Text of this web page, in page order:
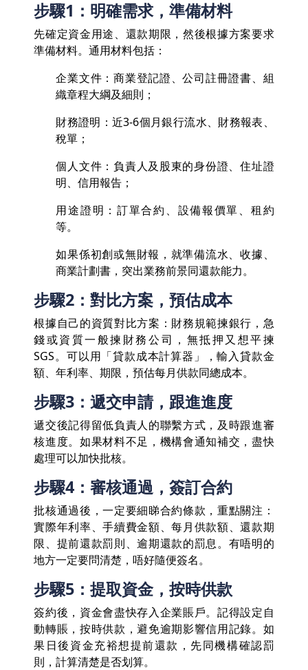
步驟1：明確需求，準備材料
先確定資金用途、還款期限，然後根據方案要求
準備材料。通用材料包括：
企業文件：商業登記證、公司註冊證書、組
織章程大綱及細則；
財務證明：近3-6個月銀行流水、財務報表、
稅單；
個人文件：負責人及股東的身份證、住址證
明、信用報告；
用途證明：訂單合約、設備報價單、租約
等。
如果係初創或無財報，就準備流水、收據、
商業計劃書，突出業務前景同還款能力。
步驟2：對比方案，預估成本
根據自己的資質對比方案：財務規範揀銀行，急
錢或資質一般揀財務公司，無抵押又想平揀
SGS。可以用「貸款成本計算器」，輸入貸款金
額、年利率、期限，預估每月供款同總成本。
步驟3：遞交申請，跟進進度
遞交後記得留低負責人的聯繫方式，及時跟進審
核進度。如果材料不足，機構會通知補交，盡快
處理可以加快批核。
步驟4：審核通過，簽訂合約
批核通過後，一定要細睇合約條款，重點關注：
實際年利率、手續費金額、每月供款額、還款期
限、提前還款罰則、逾期還款的罰息。有唔明的
地方一定要問清楚，唔好隨便簽名。
步驟5：提取資金，按時供款
簽約後，資金會盡快存入企業賬戶。記得設定自
動轉賬，按時供款，避免逾期影響信用記錄。如
果日後資金充裕想提前還款，先同機構確認罰
則，計算清楚是否划算。